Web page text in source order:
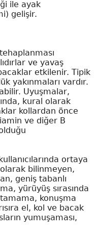
ile ayak
gelişir.
ve yavaş
etkilenir. Tipik
yakınmaları vardır.
Uyuşmalar,
kural olarak
kollardan önce
ve diğer B
ortaya
bilinmeyen,
geniş tabanlı
yürüyüş sırasında
konuşma
el, kol ve bacak
yumuşaması,